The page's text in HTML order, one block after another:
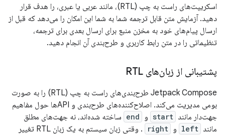
اسکریپت‌های راست به چپ (RTL)، مانند عربی یا عبری، را هدف قرار
دهید. آزمایش متن قابل ترجمه شما به شما این امکان را می‌دهد که قبل از
ارسال پیام‌های خود به مخزن منبع برای ارسال بعدی برای ترجمه،
تنظیماتی را در متن رابط کاربری و طرح‌بندی آن انجام دهید.
پشتیبانی از زبان‌های RTL
Jetpack Compose طرح‌بندی‌های راست به چپ (RTL) را به صورت
بومی مدیریت می‌کند. اصلاح‌کننده‌های طرح‌بندی و APIها حول مفاهیم
جهت‌دار مانند start و end ساخته شده‌اند، نه جهت‌های مطلق
مانند left و right
. وقتی زبان سیستم به یک زبان RTL تغییر